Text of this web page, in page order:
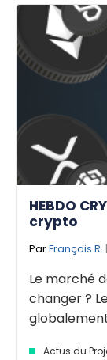
HEBDO
crypto
ParFrançois R.
Le marché
changer ?
Actus du